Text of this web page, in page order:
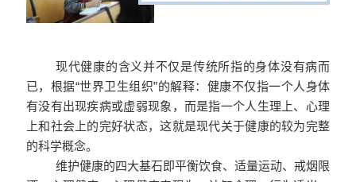
现代健康的含义并不仅是传统所指的身体没有病而
已，根据“世界卫生组织”的解释：健康不仅指一个人身体
有没有出现疾病或虚弱现象，而是指一个人生理上、心理
上和社会上的完好状态，这就是现代关于健康的较为完整
的科学概念。
维护健康的四大基石即平衡饮食、适量运动、戒烟限